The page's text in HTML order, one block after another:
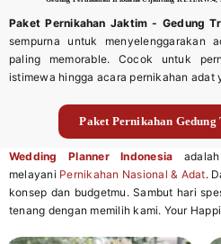
Paket Pernikahan Jaktim - Gedung
sempurna untuk menyelenggarakan
paling memorable. Cocok untuk
istimewa hingga acara pernikahan adat
Paket Pernikahan
Wedding Planner Indonesia
melayani Pernikahan Nasional & Adat.
konsep dan budgetmu. Sambut hari
tenang dengan memilih kami. Your